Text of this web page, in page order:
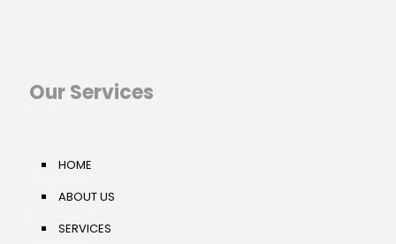
Our Services
HOME
ABOUT US
SERVICES